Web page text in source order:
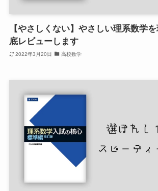
【やさしくない】やさしい理系数学
底レビューします
2022年3月20日 高校数学